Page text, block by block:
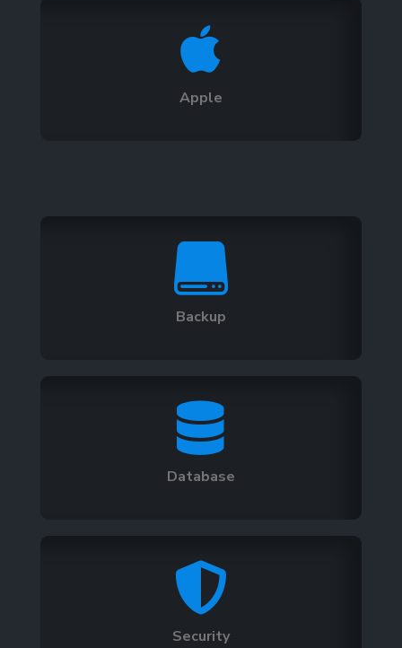

Apple

Backup

Database

Security